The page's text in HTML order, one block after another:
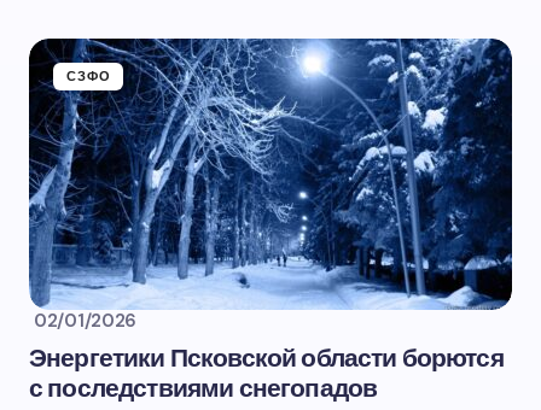
СЗФО
02/01/2026
Энергетики Псковской области борются
с последствиями снегопадов